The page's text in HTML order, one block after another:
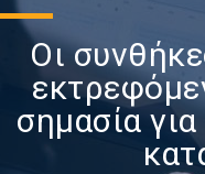
Οι
σημασία